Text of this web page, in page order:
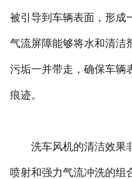
被引导到车辆表面，形成
气流屏障能够将水和清洁
污垢一并带走，确保车辆
痕迹。
洗车风机的清洁效果
喷射和强力气流冲洗的组